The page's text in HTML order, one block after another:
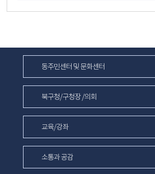
동주민센터 및 문화센터
북구청/구청장 /의회
교육/강좌
소통과 공감